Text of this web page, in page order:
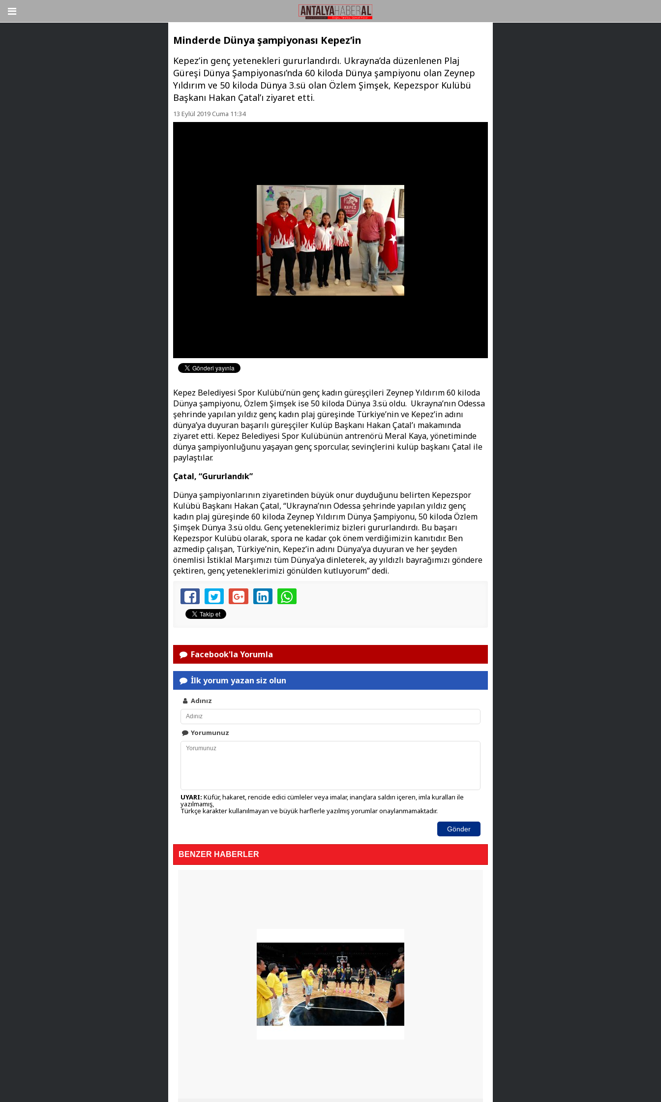
Minderde Dünya şampiyonası Kepez’in
Kepez’in genç yetenekleri gururlandırdı. Ukrayna’da düzenlenen Plaj
Güreşi Dünya Şampiyonası’nda 60 kiloda Dünya şampiyonu olan Zeynep
Yıldırım ve 50 kiloda Dünya 3.sü olan Özlem Şimşek, Kepezspor Kulübü
Başkanı Hakan Çatal’ı ziyaret etti.
13 Eylül 2019 Cuma 11:34
Kepez Belediyesi Spor Kulübü’nün genç kadın güreşçileri Zeynep Yıldırım 60 kiloda
Dünya şampiyonu, Özlem Şimşek ise 50 kiloda Dünya 3.sü oldu. Ukrayna’nın Odessa
şehrinde yapılan yıldız genç kadın plaj güreşinde Türkiye’nin ve Kepez’in adını
dünya’ya duyuran başarılı güreşçiler Kulüp Başkanı Hakan Çatal’ı makamında
ziyaret etti. Kepez Belediyesi Spor Kulübünün antrenörü Meral Kaya, yönetiminde
dünya şampiyonluğunu yaşayan genç sporcular, sevinçlerini kulüp başkanı Çatal ile
paylaştılar.
Çatal, “Gururlandık”
Dünya şampiyonlarının ziyaretinden büyük onur duyduğunu belirten Kepezspor
Kulübü Başkanı Hakan Çatal, “Ukrayna’nın Odessa şehrinde yapılan yıldız genç
kadın plaj güreşinde 60 kiloda Zeynep Yıldırım Dünya Şampiyonu, 50 kiloda Özlem
Şimşek Dünya 3.sü oldu. Genç yeteneklerimiz bizleri gururlandırdı. Bu başarı
Kepezspor Kulübü olarak, spora ne kadar çok önem verdiğimizin kanıtıdır. Ben
azmedip çalışan, Türkiye’nin, Kepez’in adını Dünya’ya duyuran ve her şeyden
önemlisi İstiklal Marşımızı tüm Dünya’ya dinleterek, ay yıldızlı bayrağımızı göndere
çektiren, genç yeteneklerimizi gönülden kutluyorum” dedi.
Facebook'la Yorumla
İlk yorum yazan siz olun
Adınız
Yorumunuz
UYARI: Küfür, hakaret, rencide edici cümleler veya imalar, inançlara saldırı içeren, imla kuralları ile
yazılmamış,
Türkçe karakter kullanılmayan ve büyük harflerle yazılmış yorumlar onaylanmamaktadır.
Gönder
BENZER HABERLER